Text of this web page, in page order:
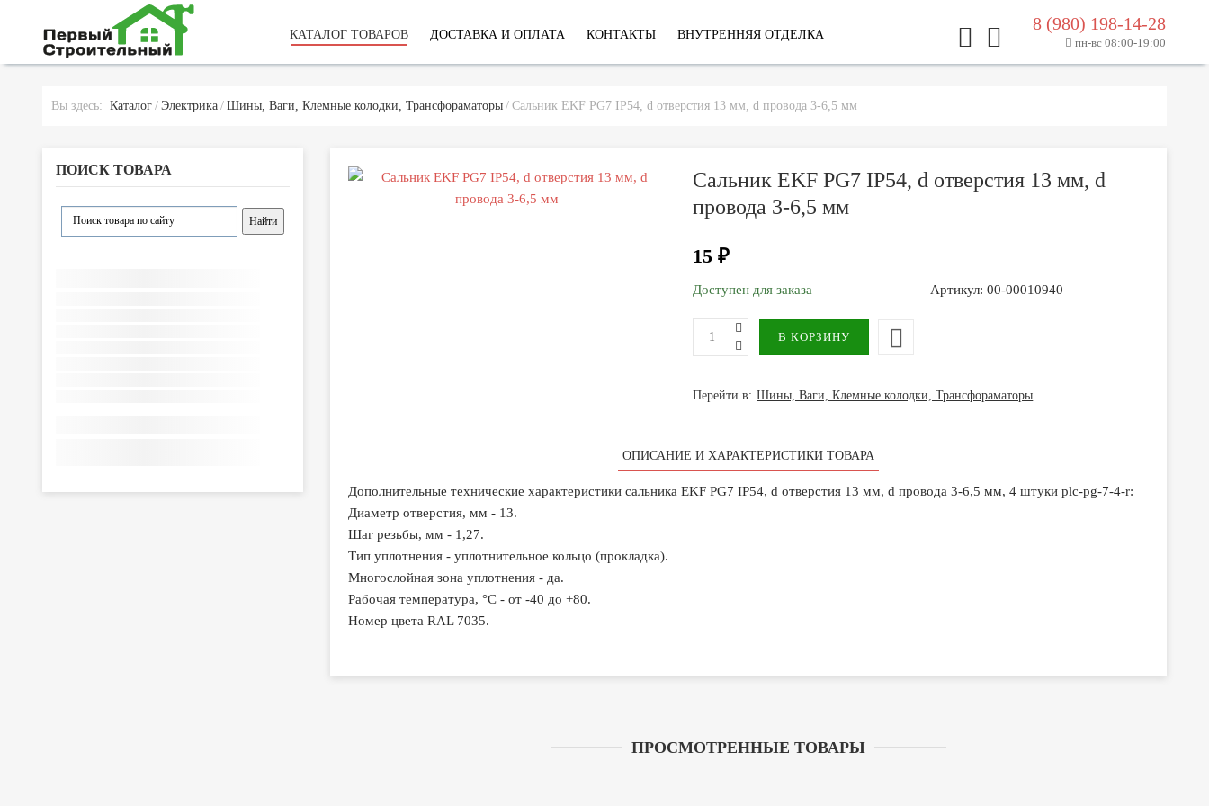
КАТАЛОГ ТОВАРОВ ДОСТАВКА И ОПЛАТА КОНТАКТЫ ВНУТРЕННЯЯ ОТДЕЛКА
8 (980) 198-14-28
пн-вс 08:00-19:00
Вы здесь: Каталог Электрика Шины, Ваги, Клемные колодки, Трансфораматоры Сальник EKF PG7 IP54, d отверстия 13 мм, d провода 3-6,5 мм
ПОИСК ТОВАРА
Сальник EKF PG7 IP54, d отверстия 13 мм, d
провода 3-6,5 мм
15 ₽
Доступен для заказа Артикул: 00-00010940
Перейти в: Шины, Ваги, Клемные колодки, Трансфораматоры
ОПИСАНИЕ И ХАРАКТЕРИСТИКИ ТОВАРА
Дополнительные технические характеристики сальника EKF PG7 IP54, d отверстия 13 мм, d провода 3-6,5 мм, 4 штуки plc-pg-7-4-r:
Диаметр отверстия, мм - 13.
Шаг резьбы, мм - 1,27.
Тип уплотнения - уплотнительное кольцо (прокладка).
Многослойная зона уплотнения - да.
Рабочая температура, °C - от -40 до +80.
Номер цвета RAL 7035.
ПРОСМОТРЕННЫЕ ТОВАРЫ